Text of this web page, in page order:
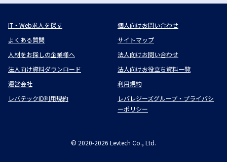
IT・Web求人を探す
個人向けお問い合わせ
よくある質問
サイトマップ
人材をお探しの企業様へ
法人向けお問い合わせ
法人向け資料ダウンロード
法人向けお役立ち資料一覧
運営会社
利用規約
レバテックID利用規約
レバレジーズグループ・プライバシ
ーポリシー
© 2020-2026 Levtech Co., Ltd.